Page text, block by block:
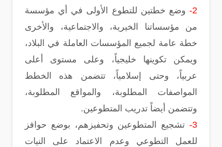
2-
وضع خطتين للتطوع الأولى في أي مؤسسة
من مؤسساتنا الخيرية، والاجتماعية، والأخرى
خطة عامة لجميع المؤسسات العاملة في البلاد،
ويمكن تكوينها خليجياً، وعلى مستوى أعلى
عربياً، وحتى إسلامياً، تتضمن هذه الخطط
المواصفات المطلوبة، والمواقع المطلوبة،
وتتضمن أيضاً تدريب المتطوعين.
3-
تشجيع المتطوعين وتحفيزهم، بوضع حوافز
للعمل التطوعي وعدم الاعتماد على النيات